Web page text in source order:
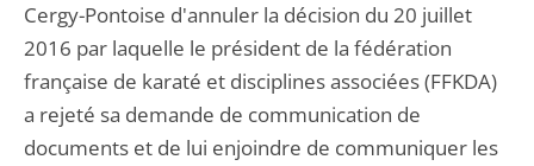
Cergy-Pontoise d'annuler la décision du 20 juillet
2016 par laquelle le président de la fédération
française de karaté et disciplines associées (FFKDA)
a rejeté sa demande de communication de
documents et de lui enjoindre de communiquer les